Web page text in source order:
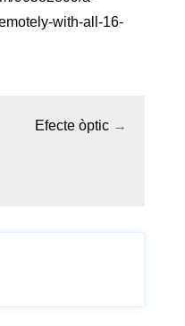
with-all-16-
Efecte òptic →